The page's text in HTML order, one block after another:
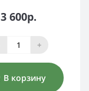
3 600р.
+
В корзину